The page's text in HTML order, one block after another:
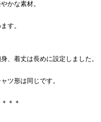
かな素材。
す。
、着丈は長めに設定しました。
ツ形は同じです。
＊＊